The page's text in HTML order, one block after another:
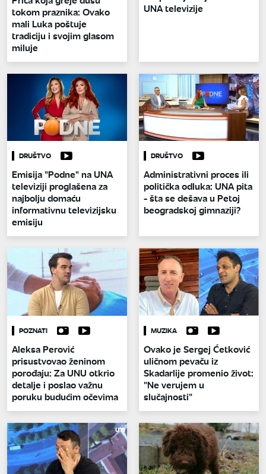
tokom praznika: Ovako
mali Luka poštuje
tradiciju i svojim glasom
miluje
UNA televizije
DRUŠTVO
Emisija "Podne" na UNA
televiziji proglašena za
najbolju domaću
informativnu televizijsku
emisiju
DRUŠTVO
Administrativni proces ili
politička odluka: UNA pita
- šta se dešava u Petoj
beogradskoj gimnaziji?
POZNATI
Aleksa Perović
prisustvovao ženinom
porođaju: Za UNU otkrio
detalje i poslao važnu
poruku budućim očevima
MUZIKA
Ovako je Sergej Ćetković
uličnom pevaču iz
Skadarlije promenio život:
"Ne verujem u
slučajnosti"